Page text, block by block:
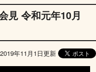
見 令和元年10月
年11月1日更新